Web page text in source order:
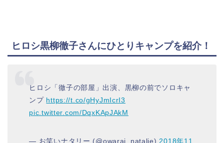
ヒロシ黒柳徹子さんにひとりキャンプを紹介！
ヒロシ「徹子の部屋」出演、黒柳の前でソロキャ
ンプ https://t.co/gHyJmIcrI3
pic.twitter.com/DqxKApJAkM
— お笑いナタリー (@owarai_natalie) 2018年11